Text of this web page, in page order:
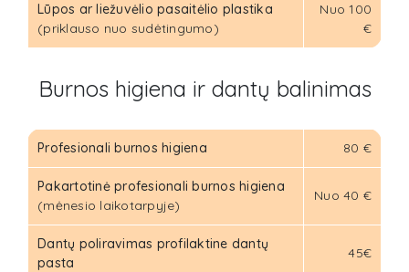
Lūpos ar liežuvėlio pasaitėlio plastika
(priklauso nuo sudėtingumo)
Nuo 100
€
Burnos higiena ir dantų balinimas
Profesionali burnos higiena 80 €
Pakartotinė profesionali burnos higiena
(mėnesio laikotarpyje)
Nuo 40 €
Dantų poliravimas profilaktine dantų
pasta
45€